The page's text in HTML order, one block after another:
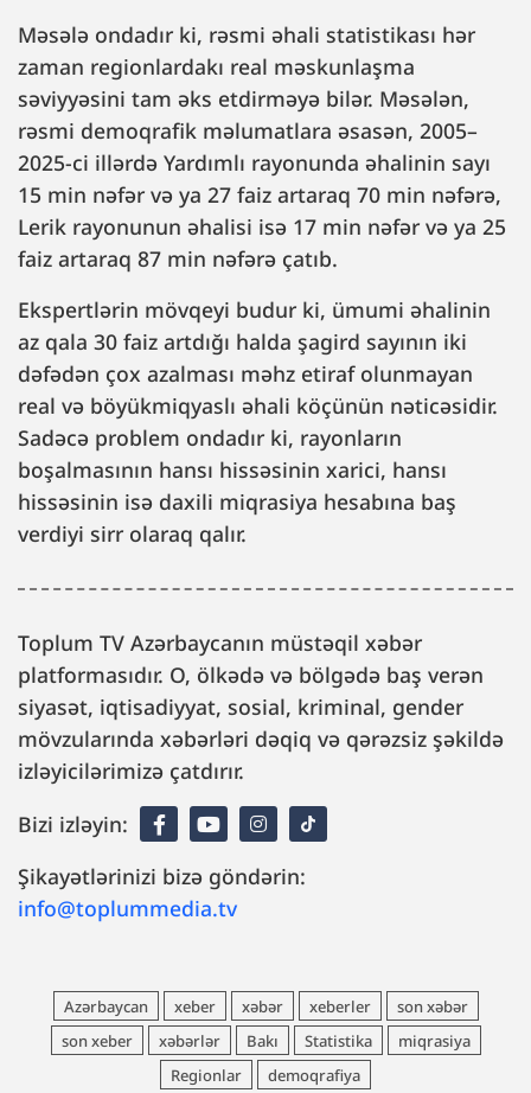
Məsələ ondadır ki, rəsmi əhali statistikası hər
zaman regionlardakı real məskunlaşma
səviyyəsini tam əks etdirməyə bilər. Məsələn,
rəsmi demoqrafik məlumatlara əsasən, 2005–
2025-ci illərdə Yardımlı rayonunda əhalinin sayı
15 min nəfər və ya 27 faiz artaraq 70 min nəfərə,
Lerik rayonunun əhalisi isə 17 min nəfər və ya 25
faiz artaraq 87 min nəfərə çatıb.
Ekspertlərin mövqeyi budur ki, ümumi əhalinin
az qala 30 faiz artdığı halda şagird sayının iki
dəfədən çox azalması məhz etiraf olunmayan
real və böyükmiqyaslı əhali köçünün nəticəsidir.
Sadəcə problem ondadır ki, rayonların
boşalmasının hansı hissəsinin xarici, hansı
hissəsinin isə daxili miqrasiya hesabına baş
verdiyi sirr olaraq qalır.
Toplum TV Azərbaycanın müstəqil xəbər
platformasıdır. O, ölkədə və bölgədə baş verən
siyasət, iqtisadiyyat, sosial, kriminal, gender
mövzularında xəbərləri dəqiq və qərəzsiz şəkildə
izləyicilərimizə çatdırır.
Bizi izləyin:
Şikayətlərinizi bizə göndərin:
info@toplummedia.tv
Azərbaycan xeber xəbər xeberler
son xəbər
son xeber
xəbərlər Bakı Statistika
miqrasiya
Regionlar
demoqrafiya